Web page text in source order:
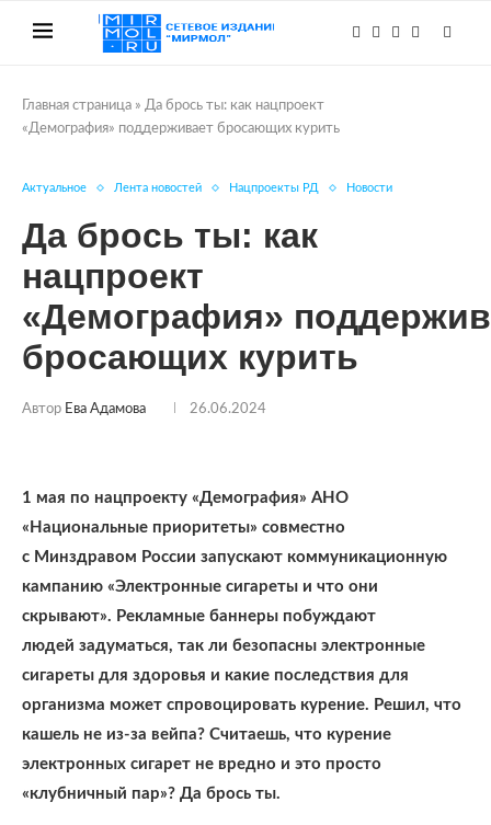
Главная страница » Да брось ты: как нацпроект
«Демография» поддерживает бросающих курить
Актуальное Лента новостей Нацпроекты РД Новости
Да брось ты: как
нацпроект
«Демография»
бросающих курить
Автор Ева Адамова 26.06.2024
1 мая по нацпроекту «Демография» АНО
«Национальные приоритеты» совместно
с Минздравом России запускают коммуникационную
кампанию «Электронные сигареты и что они
скрывают». Рекламные баннеры побуждают
людей задуматься, так ли безопасны электронные
сигареты для здоровья и какие последствия для
организма может спровоцировать курение. Решил, что
кашель не из-за вейпа? Считаешь, что курение
электронных сигарет не вредно и это просто
«клубничный пар»? Да брось ты.